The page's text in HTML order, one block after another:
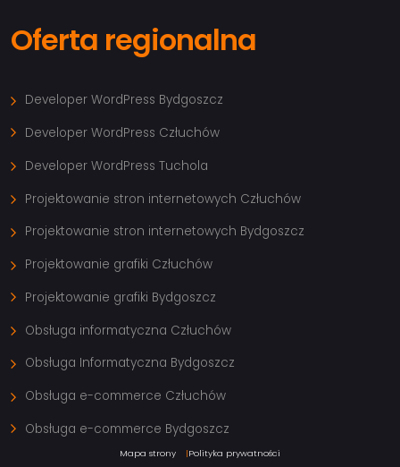
Oferta regionalna
Developer WordPress Bydgoszcz
Developer WordPress Człuchów
Developer WordPress Tuchola
Projektowanie stron internetowych Człuchów
Projektowanie stron internetowych Bydgoszcz
Projektowanie grafiki Człuchów
Projektowanie grafiki Bydgoszcz
Obsługa informatyczna Człuchów
Obsługa Informatyczna Bydgoszcz
Obsługa e-commerce Człuchów
Obsługa e-commerce Bydgoszcz
Mapa strony Polityka prywatności